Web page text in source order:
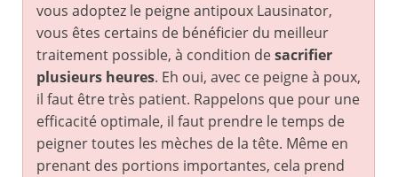
vous adoptez le peigne antipoux Lausinator,
vous êtes certains de bénéficier du meilleur
traitement possible, à condition desacrifier
plusieurs heures. Eh oui, avec ce peigne à poux,
il faut être très patient. Rappelons que pour une
efficacité optimale, il faut prendre le temps de
peigner toutes les mèches de la tête. Même en
prenant des portions importantes, cela prend